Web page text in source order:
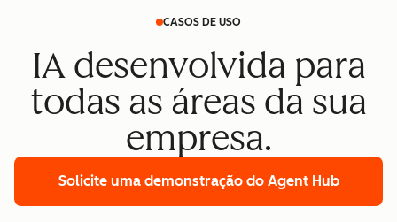
CASOS DE USO
IA desenvolvida para
todas as áreas da sua
empresa.
Solicite uma demonstração do Agent Hub